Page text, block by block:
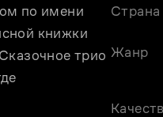
по имени
книжки
трио
Страна
Жанр